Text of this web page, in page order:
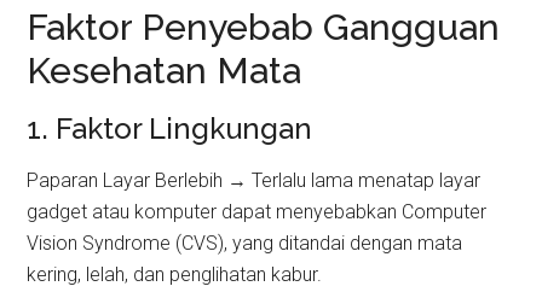
Faktor Penyebab Gangguan
Kesehatan Mata
1. Faktor Lingkungan
Paparan Layar Berlebih → Terlalu lama menatap layar
gadget atau komputer dapat menyebabkan Computer
Vision Syndrome (CVS), yang ditandai dengan mata
kering, lelah, dan penglihatan kabur.